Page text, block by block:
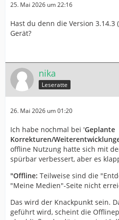
25. Mai 2026 um 22:16
Hast du denn die Version
Gerät?
nika
Leseratte
26. Mai 2026 um 01:20
Ich habe nochmal bei 'Geplante
Korrekturen/
offline Nutzung hatte sich mit
spürbar verbessert, aber es
"Offline: Teilweise sind die
"Meine Medien"-Seite nicht
Das wird der Knackpunkt sein.
geführt wird, scheint die